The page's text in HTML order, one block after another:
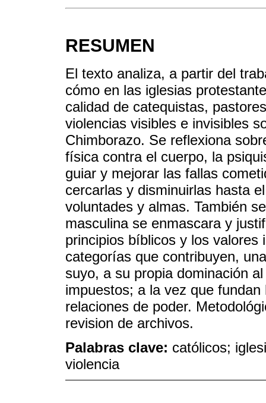
RESUMEN
El texto analiza, a partir del
cómo en las iglesias
calidad de catequistas,
violencias visibles e invisibles
Chimborazo. Se reflexiona
física contra el cuerpo, la
guiar y mejorar las fallas
cercarlas y disminuirlas hasta
voluntades y almas. También
masculina se enmascara y
principios bíblicos y los valores
categorías que contribuyen,
suyo, a su propia dominación
impuestos; a la vez que
relaciones de poder.
revision de archivos.
Palabras clave: católicos;
violencia